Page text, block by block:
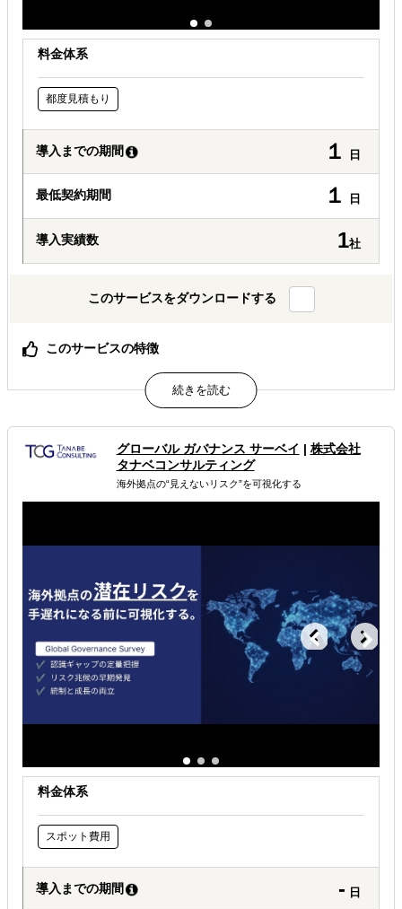
料金体系
都度見積もり
導入までの期間 １ 日
最低契約期間 １ 日
導入実績数 1社
このサービスをダウンロードする
このサービスの特徴
エーレポートでは、クライアント様の優先度を考慮した上
で、QCD(Quality:品質、Cost:コスト、Delivery:納期)の バ
ランスと向上を常に考え、必要とされる情報やレポートを
提供いたします
属するジャンル
海外市場調査・マーケティング
解決できる課題
どの国に進出するべきか決めたい
自社商材の現地でのニーズを知りたい
許認可や規制調査など輸出／販売の準備をしたい
グローバル ガバナンス サーベイ | 株式会社
タナベコンサルティング
海外拠点の“見えないリスク”を可視化する
料金体系
スポット費用
導入までの期間 - 日